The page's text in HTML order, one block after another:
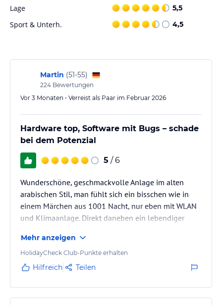
mezzeh, comforting Western favourites and more mouthwatering
signature all-day dining restaurant has buffet, a la carte, and in-
will be happy to accommodate.
Hinweis: Allgemeine und unverbindliche
Hoteliers-/Veranstalter-/Kataloginformationen. Alle Angaben
ohne Gewähr und ohne Prüfung durch HolidayCheck. Bitte
Lage 5,5
Sport & Unterh. 4,5
Martin (51-55)
224 Bewertungen
Vor 3 Monaten • Verreist als Paar im Februar 2026
Hardware top, Software mit Bugs – schade
bei dem Potenzial
5 / 6
Wunderschöne, geschmackvolle Anlage im alten
arabischen Stil, man fühlt sich ein bisschen wie in
einem Märchen aus 1001 Nacht, nur eben mit WLAN
und Klimaanlage. Direkt daneben ein lebendiger
ist auch nur einen kurzen Spaziergang entfernt.
Mehr anzeigen
HolidayCheck Club-Punkte erhalten
Hilfreich Teilen